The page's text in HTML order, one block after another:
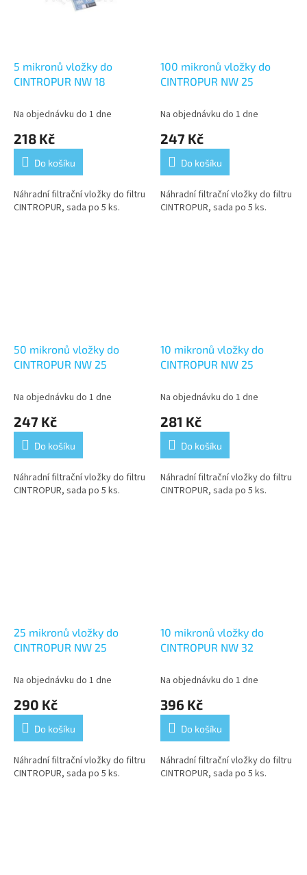
5 mikronů vložky do
CINTROPUR NW 18
Na objednávku do 1 dne
218 Kč
Do košíku
Náhradní filtrační vložky do filtru
CINTROPUR, sada po 5 ks.
100 mikronů vložky do
CINTROPUR NW 25
Na objednávku do 1 dne
247 Kč
Do košíku
Náhradní filtrační vložky do filtru
CINTROPUR, sada po 5 ks.
50 mikronů vložky do
CINTROPUR NW 25
Na objednávku do 1 dne
247 Kč
Do košíku
Náhradní filtrační vložky do filtru
CINTROPUR, sada po 5 ks.
10 mikronů vložky do
CINTROPUR NW 25
Na objednávku do 1 dne
281 Kč
Do košíku
Náhradní filtrační vložky do filtru
CINTROPUR, sada po 5 ks.
25 mikronů vložky do
CINTROPUR NW 25
Na objednávku do 1 dne
290 Kč
Do košíku
Náhradní filtrační vložky do filtru
CINTROPUR, sada po 5 ks.
10 mikronů vložky do
CINTROPUR NW 32
Na objednávku do 1 dne
396 Kč
Do košíku
Náhradní filtrační vložky do filtru
CINTROPUR, sada po 5 ks.